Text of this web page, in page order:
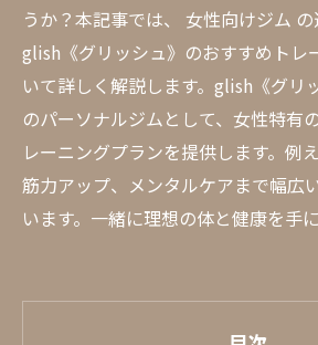
うか？本記事では、 女性向けジム の
glish《グリッシュ》のおすすめトレ
いて詳しく解説します。glish《グリ
のパーソナルジムとして、女性特有
レーニングプランを提供します。例
筋力アップ、メンタルケアまで幅広
います。一緒に理想の体と健康を手